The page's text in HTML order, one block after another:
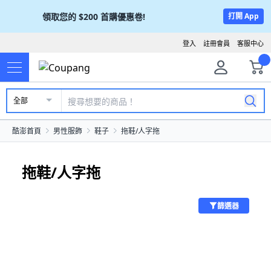
領取您的 $200 首購優惠卷! 打開 App
客服中心
註冊會員
登入
全部
酷澎首頁 男性服飾 鞋子 拖鞋/人字拖
拖鞋/人字拖
篩選器